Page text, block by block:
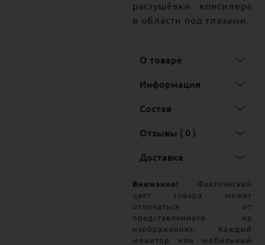
растушёвки консилера
в области под глазами.
О товаре
Информация
Состав
Отзывы ( 0 )
Доставка
Внимание!
Фактический
цвет товара может
отличаться от
представленного на
изображениях. Каждый
монитор или мобильный